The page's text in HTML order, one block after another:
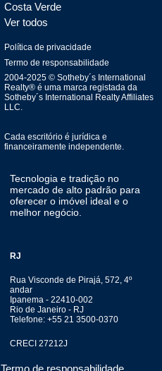
Costa Verde
Ver todos
Política de privacidade
Termo de responsabilidade
2004-2025 © Sotheby´s International
Realty® é uma marca registada da
Sotheby´s International Realty Affiliates
LLC.
Cada escritório é jurídica e
financeiramente independente.
Tecnologia e tradição no
mercado de alto padrão para
oferecer o imóvel ideal e o
melhor negócio.
RJ
Rua Visconde de Pirajá, 572, 4º
andar
Ipanema - 22410-002
Rio de Janeiro - RJ
Telefone: +55 21 3500-0370
CRECI 27212J